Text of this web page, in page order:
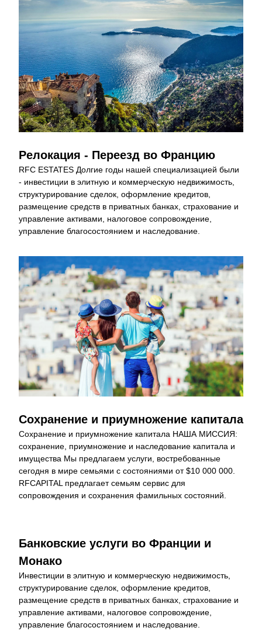
Релокация - Переезд во Францию
RFC ESTATES Долгие годы нашей специализацией были
- инвестиции в элитную и коммерческую недвижимость,
структурирование сделок, оформление кредитов,
размещение средств в приватных банках, страхование и
управление активами, налоговое сопровождение,
управление благосостоянием и наследование.
Сохранение и приумножение капитала
Сохранение и приумножение капитала НАША МИССИЯ:
сохранение, приумножение и наследование капитала и
имущества Мы предлагаем услуги, востребованные
сегодня в мире семьями с состояниями от $10 000 000.
RFCAPITAL предлагает семьям сервис для
сопровождения и сохранения фамильных состояний.
Банковские услуги во Франции и
Монако
Инвестиции в элитную и коммерческую недвижимость,
структурирование сделок, оформление кредитов,
размещение средств в приватных банках, страхование и
управление активами, налоговое сопровождение,
управление благосостоянием и наследование.